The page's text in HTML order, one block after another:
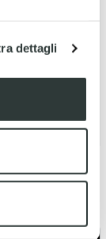
dettagli
Hiflo